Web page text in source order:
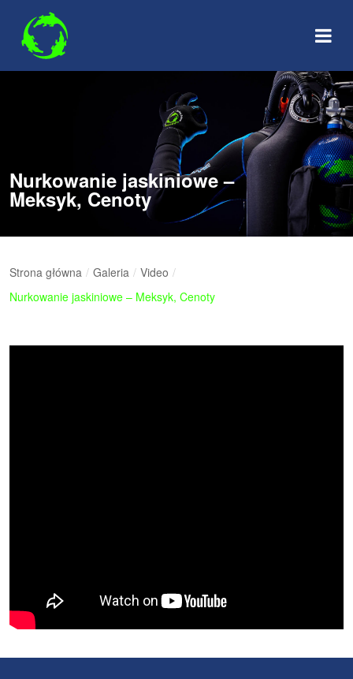
content
Nurkowanie jaskiniowe –
Meksyk, Cenoty
Strona główna / Galeria / Video /
Nurkowanie jaskiniowe – Meksyk, Cenoty